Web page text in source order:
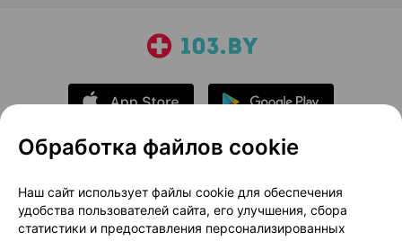
О проекте
Новости проекта
Размещение рекламы
Медицинский маркетинг
Обработка файлов cookie
Наш сайт использует файлы cookie для обеспечения
удобства пользователей сайта, его улучшения, сбора
статистики и предоставления персонализированных